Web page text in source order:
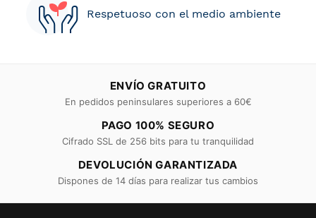
Respetuoso con el medio ambiente
ENVÍO GRATUITO
En pedidos peninsulares superiores a 60€
PAGO 100% SEGURO
Cifrado SSL de 256 bits para tu tranquilidad
DEVOLUCIÓN GARANTIZADA
Dispones de 14 días para realizar tus cambios